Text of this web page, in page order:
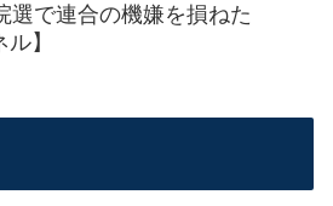
選で連合の機嫌を損ねた
】